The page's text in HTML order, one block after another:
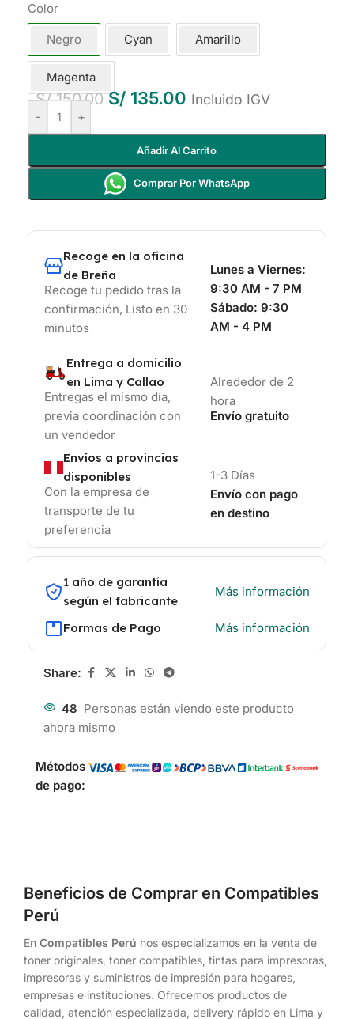
Color
Negro Cyan Amarillo
Magenta
S/150.00 S/ 135.00 Incluido IGV
- +
Añadir Al Carrito
Comprar Por WhatsApp
Recoge en la oficina
de Breña
Recoge tu pedido tras la
confirmación, Listo en 30
minutos
Lunes a Viernes:
9:30 AM - 7 PM
Sábado: 9:30
AM - 4 PM
Entrega a domicilio
en Lima y Callao
Entregas el mismo día,
previa coordinación con
un vendedor
Alrededor de 2
hora
Envío gratuito
Envíos a provincias
disponibles
Con la empresa de
transporte de tu
preferencia
1-3 Días
Envío con pago
en destino
1 año de garantía
según el fabricante
Más información
Formas de Pago Más información
Share:
48 Personas están viendo este producto
ahora mismo
Métodos
de pago:
Beneficios de Comprar en Compatibles
Perú
En Compatibles Perú nos especializamos en la venta de
toner originales, toner compatibles, tintas para impresoras,
impresoras y suministros de impresión para hogares,
empresas e instituciones. Ofrecemos productos de
calidad, atención especializada, delivery rápido en Lima y